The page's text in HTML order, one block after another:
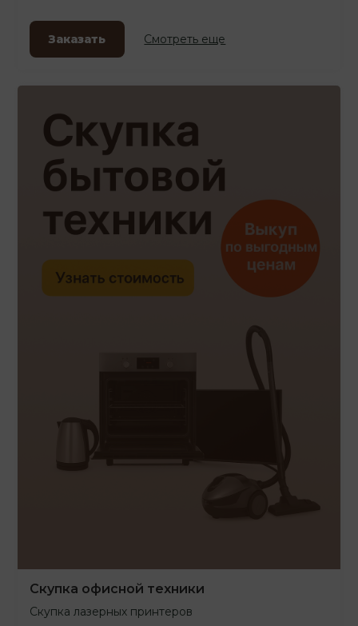
Заказать Смотреть еще
Скупка офисной техники
Скупка лазерных принтеров